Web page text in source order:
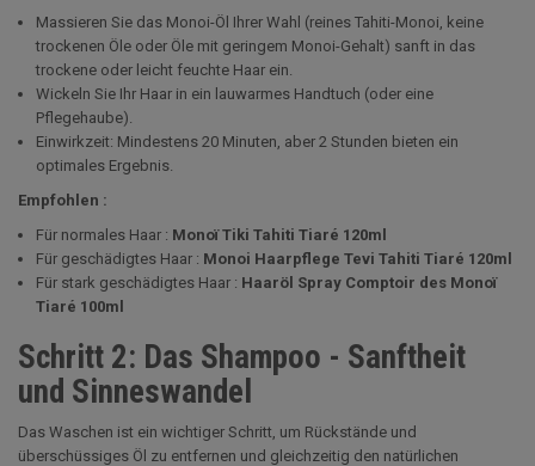
Massieren Sie das Monoi-Öl Ihrer Wahl (reines Tahiti-Monoi, keine
trockenen Öle oder Öle mit geringem Monoi-Gehalt) sanft in das
trockene oder leicht feuchte Haar ein.
Wickeln Sie Ihr Haar in ein lauwarmes Handtuch (oder eine
Pflegehaube).
Einwirkzeit: Mindestens 20 Minuten, aber 2 Stunden bieten ein
optimales Ergebnis.
Empfohlen :
Für normales Haar : Monoï Tiki Tahiti Tiaré 120ml
Für geschädigtes Haar : Monoi Haarpflege Tevi Tahiti Tiaré 120ml
Für stark geschädigtes Haar : Haaröl Spray Comptoir des Monoï
Tiaré 100ml
Schritt 2: Das Shampoo - Sanftheit
und Sinneswandel
Das Waschen ist ein wichtiger Schritt, um Rückstände und
überschüssiges Öl zu entfernen und gleichzeitig den natürlichen